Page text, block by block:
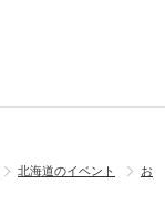
北海道のイベント
お